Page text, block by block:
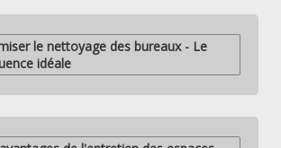
le nettoyage des bureaux - Le
idéale